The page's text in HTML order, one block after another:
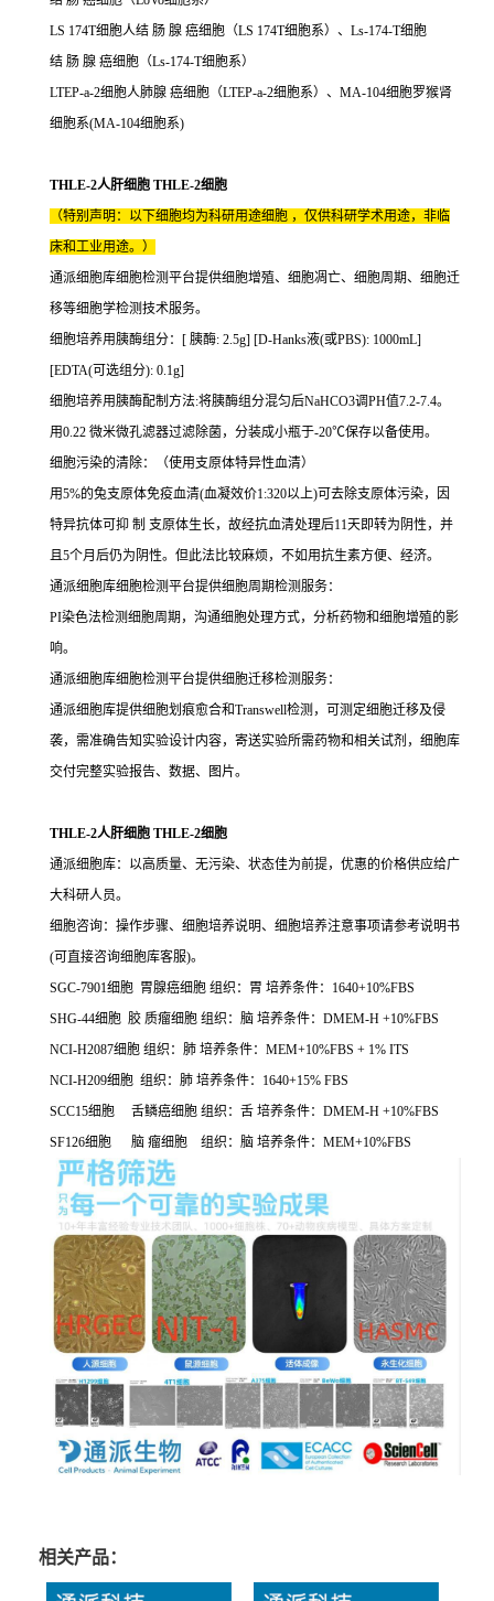
LS 174T细胞人结 肠 腺 癌细胞（LS 174T细胞系）、Ls-174-T细胞
结 肠 腺 癌细胞（Ls-174-T细胞系）
LTEP-a-2细胞人肺腺 癌细胞（LTEP-a-2细胞系）、MA-104细胞罗猴肾
细胞系(MA-104细胞系)
THLE-2人肝细胞 THLE-2细胞
（特别声明：以下细胞均为科研用途细胞 ，仅供科研学术用途，非临
床和工业用途。）
通派细胞库细胞检测平台提供细胞增殖、细胞凋亡、细胞周期、细胞迁
移等细胞学检测技术服务。
细胞培养用胰酶组分：[ 胰酶: 2.5g] [D-Hanks液(或PBS): 1000mL]
[EDTA(可选组分): 0.1g]
细胞培养用胰酶配制方法:将胰酶组分混匀后NaHCO3调PH值7.2-7.4。
用0.22 微米微孔滤器过滤除菌，分装成小瓶于-20℃保存以备使用。
细胞污染的清除：（使用支原体特异性血清）
用5%的兔支原体免疫血清(血凝效价1:320以上)可去除支原体污染，因
特异抗体可抑 制 支原体生长，故经抗血清处理后11天即转为阴性，并
且5个月后仍为阴性。但此法比较麻烦，不如用抗生素方便、经济。
通派细胞库细胞检测平台提供细胞周期检测服务：
PI染色法检测细胞周期，沟通细胞处理方式，分析药物和细胞增殖的影
响。
通派细胞库细胞检测平台提供细胞迁移检测服务：
通派细胞库提供细胞划痕愈合和Transwell检测，可测定细胞迁移及侵
袭，需准确告知实验设计内容，寄送实验所需药物和相关试剂，细胞库
交付完整实验报告、数据、图片。
THLE-2人肝细胞 THLE-2细胞
通派细胞库：以高质量、无污染、状态佳为前提，优惠的价格供应给广
大科研人员。
细胞咨询：操作步骤、细胞培养说明、细胞培养注意事项请参考说明书
(可直接咨询细胞库客服)。
SGC-7901细胞 胃腺癌细胞 组织：胃 培养条件：1640+10%FBS
SHG-44细胞 胶 质瘤细胞 组织：脑 培养条件：DMEM-H +10%FBS
NCI-H2087细胞 组织：肺 培养条件：MEM+10%FBS + 1% ITS
NCI-H209细胞 组织：肺 培养条件：1640+15% FBS
SCC15细胞 舌鳞癌细胞 组织：舌 培养条件：DMEM-H +10%FBS
SF126细胞 脑 瘤细胞 组织：脑 培养条件：MEM+10%FBS
相关产品：